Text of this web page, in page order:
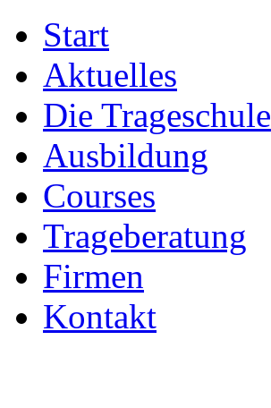
Start
Aktuelles
Die Trageschule
Ausbildung
Courses
Trageberatung
Firmen
Kontakt